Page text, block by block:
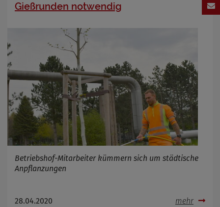
Gießrunden notwendig
Betriebshof-Mitarbeiter kümmern sich um städtische
Anpflanzungen
28.04.2020 mehr